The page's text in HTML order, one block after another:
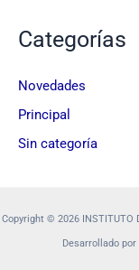
Categorías
Novedades
Principal
Sin categoría
Copyright © 2026 INSTITUTO
Desarrollado por